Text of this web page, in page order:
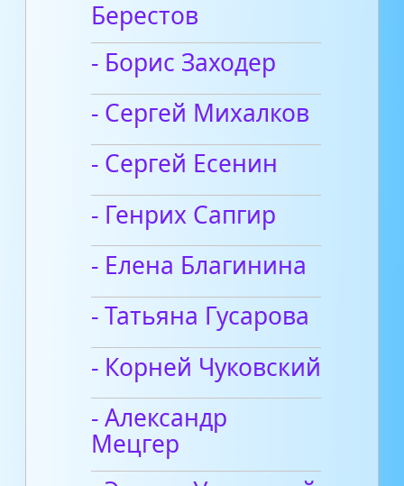
Берестов
- Борис Заходер
- Сергей Михалков
- Сергей Есенин
- Генрих Сапгир
- Елена Благинина
- Татьяна Гусарова
- Корней Чуковский
- Александр
Мецгер